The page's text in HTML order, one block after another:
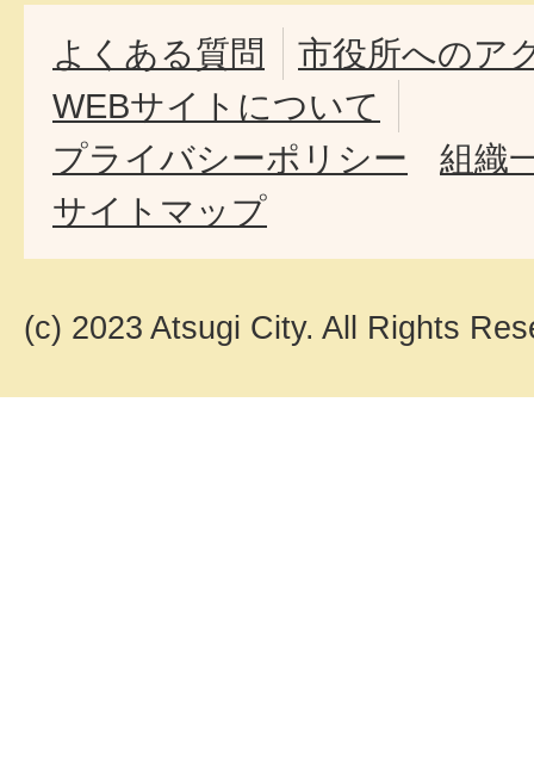
よくある質問
市役所へのア
WEBサイトについて
プライバシーポリシー
組織
サイトマップ
(c) 2023 Atsugi City. All Rights